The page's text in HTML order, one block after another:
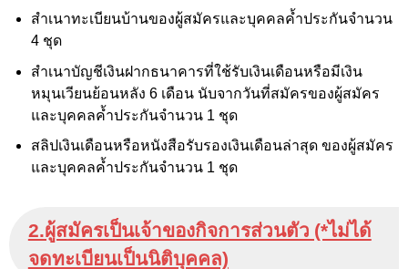
สำเนาทะเบียนบ้านของผู้สมัครและบุคคลค้ำประกันจำนวน
4 ชุด
สำเนาบัญชีเงินฝากธนาคารที่ใช้รับเงินเดือนหรือมีเงิน
หมุนเวียนย้อนหลัง 6 เดือน นับจากวันที่สมัครของผู้สมัคร
และบุคคลค้ำประกันจำนวน 1 ชุด
สลิปเงินเดือนหรือหนังสือรับรองเงินเดือนล่าสุด ของผู้สมัคร
และบุคคลค้ำประกันจำนวน 1 ชุด
2.ผู้สมัครเป็นเจ้าของกิจการส่วนตัว (*ไม่ได้
จดทะเบียนเป็นนิติบุคคล)